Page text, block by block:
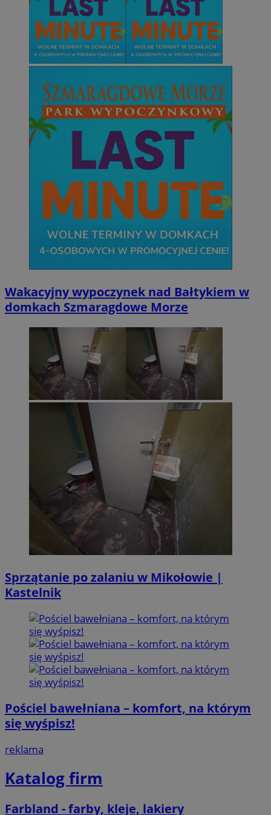
Wakacyjny wypoczynek nad Bałtykiem w
domkach Szmaragdowe Morze
Sprzątanie po zalaniu w Mikołowie |
Kastelnik
Pościel bawełniana – komfort, na którym
się wyśpisz!
reklama
Katalog firm
Farbland - farby, kleje, lakiery